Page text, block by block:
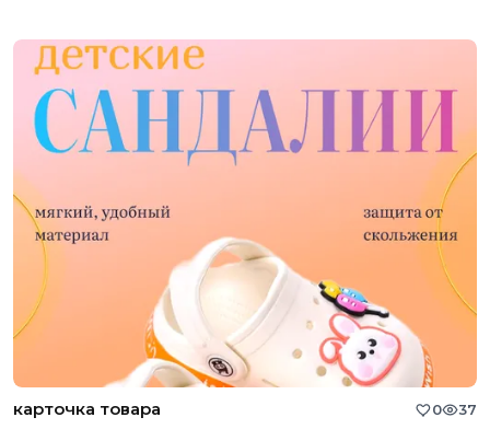
карточка товара 0 37